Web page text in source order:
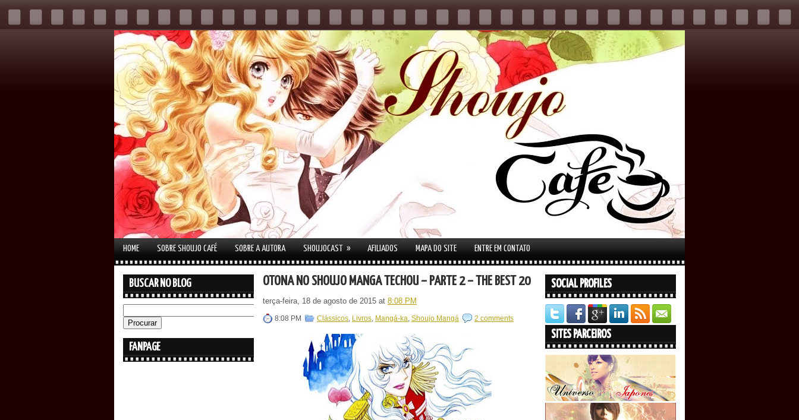
HOME SOBRE SHOUJO CAFÉ SOBRE A AUTORA SHOUJOCAST » AFILIADOS MAPA DO SITE ENTRE EM CONTATO
BUSCAR NO BLOG
FANPAGE
OTONA NO SHOUJO MANGA TECHOU – PARTE 2 – THE BEST 20
terça-feira, 18 de agosto de 2015 at 8:08 PM
8:08 PM Clássicos, Livros, Mangá-ka, Shoujo Mangá 2 comments
SOCIAL PROFILES
SITES PARCEIROS